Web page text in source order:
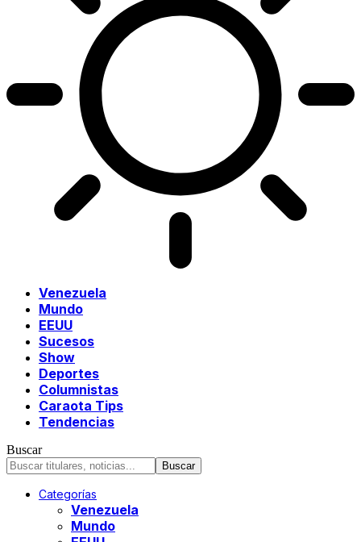
Venezuela
Mundo
EEUU
Sucesos
Show
Deportes
Columnistas
Caraota Tips
Tendencias
Buscar
Categorías
Venezuela
Mundo